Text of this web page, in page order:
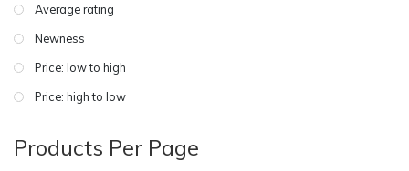
Average rating
Newness
Price: low to high
Price: high to low
Products Per Page